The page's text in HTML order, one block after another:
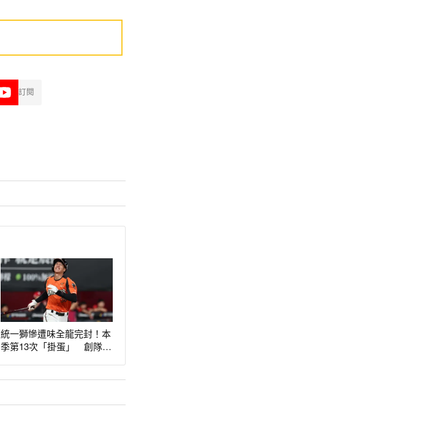
訂閱
統一獅慘遭味全龍完封！本
季第13次「掛蛋」 創隊史